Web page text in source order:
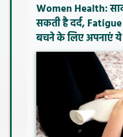
Women Health:
सकती है दर्द,
बचने के लिए अपनाएं